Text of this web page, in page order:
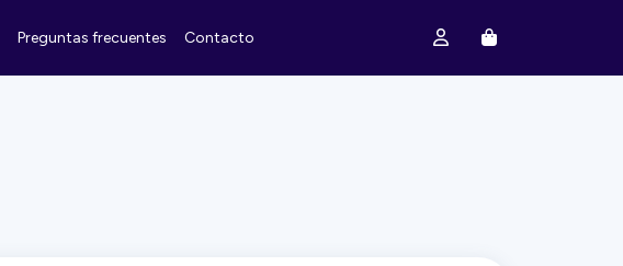
Preguntas frecuentes Contacto